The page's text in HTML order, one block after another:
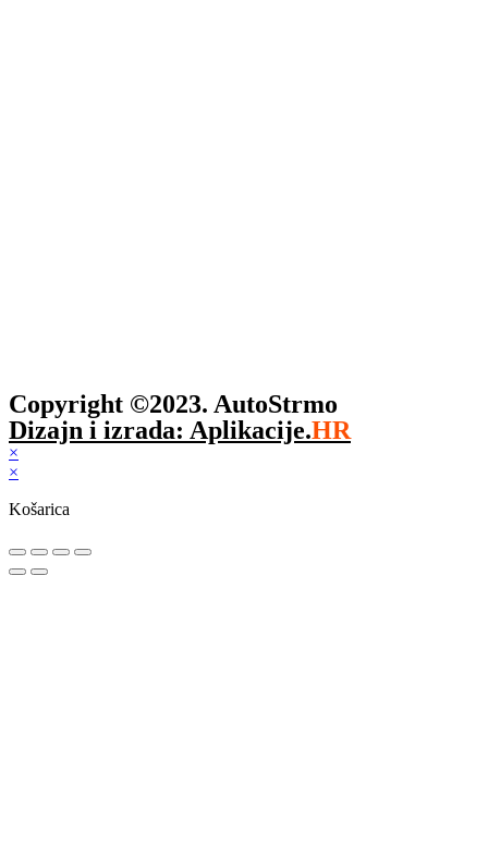
Copyright ©2023. AutoStrmo
Dizajn i izrada: Aplikacije.HR
×
×
Košarica